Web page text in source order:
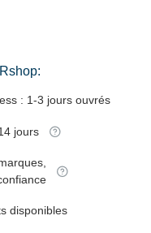
: 1-3 jours ouvrés
jours
disponibles